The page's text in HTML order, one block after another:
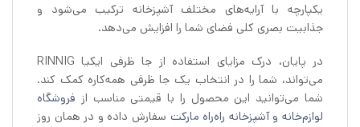
یکپارچه با آرایه‌های مختلف آشپزخانه ترکیب می‌شود و
جذابیت بصری کلی فضای شما را افزایش می‌دهد.
در پایان، درک مزایای استفاده از جا ظرفی ایکیا RINNIG
می‌تواند، شما را در انتخاب یک جا ظرفی همه‌کاره کمک کند.
شما می‌توانید این محصول را با قیمتی مناسب از فروشگاه
لوازم‌خانه و آشپزخانه راه‌راه مارکت سفارش داده و در همان روز